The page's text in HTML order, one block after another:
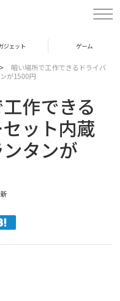
t
o
v
ジェット ゲーム
>
暗い場所で工作できるドライバ
が1500円
作できる
ット内蔵
タンが